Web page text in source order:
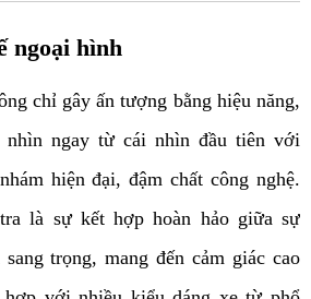
ngoại hình
chỉ gây ấn tượng bằng hiệu năng,
nhìn ngay từ cái nhìn đầu tiên với
hiện đại, đậm chất công nghệ.
là sự kết hợp hoàn hảo giữa sự
trọng, mang đến cảm giác cao